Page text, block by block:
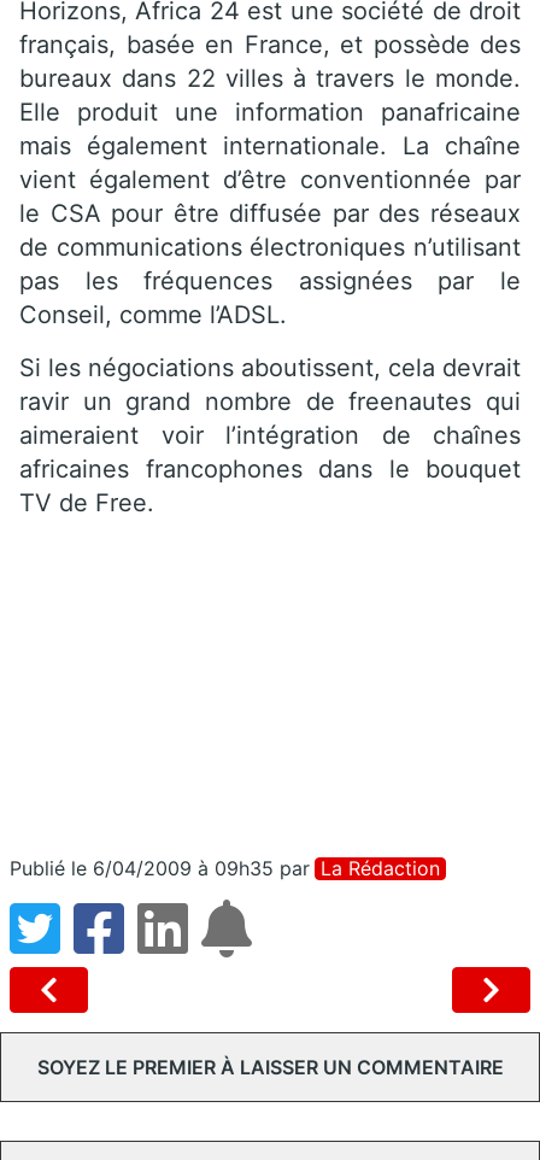
Horizons, Africa 24 est une société de droit
français, basée en France, et possède des
bureaux dans 22 villes à travers le monde.
Elle produit une information panafricaine
mais également internationale. La chaîne
vient également d’être conventionnée par
le CSA pour être diffusée par des réseaux
de communications électroniques n’utilisant
pas les fréquences assignées par le
Conseil, comme l’ADSL.
Si les négociations aboutissent, cela devrait
ravir un grand nombre de freenautes qui
aimeraient voir l’intégration de chaînes
africaines francophones dans le bouquet
TV de Free.
Publié le 6/04/2009 à 09h35 par La Rédaction
SOYEZ LE PREMIER À LAISSER UN COMMENTAIRE